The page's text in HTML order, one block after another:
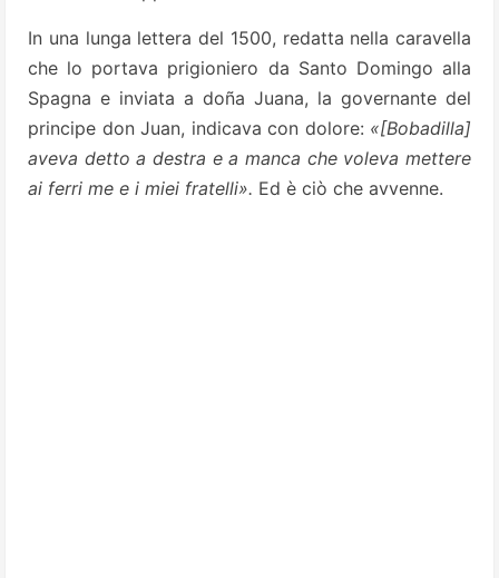
In una lunga lettera del 1500, redatta nella caravella
che lo portava prigioniero da Santo Domingo alla
Spagna e inviata a doña Juana, la governante del
principe don Juan, indicava con dolore: «[Bobadilla]
aveva detto a destra e a manca che voleva mettere
ai ferri me e i miei fratelli». Ed è ciò che avvenne.